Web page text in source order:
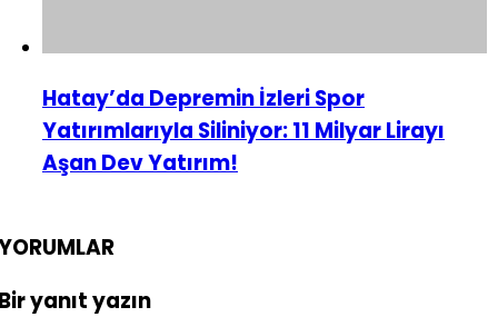
Hatay’da Depremin İzleri Spor
Yatırımlarıyla Siliniyor: 11 Milyar Lirayı
Aşan Dev Yatırım!
yanıt yazın